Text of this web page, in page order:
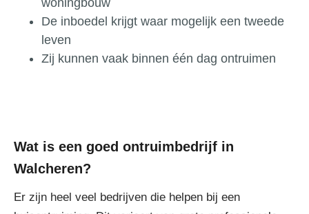
woningbouw
De inboedel krijgt waar mogelijk een tweede
leven
Zij kunnen vaak binnen één dag ontruimen
Wat is een goed ontruimbedrijf in
Walcheren?
Er zijn heel veel bedrijven die helpen bij een